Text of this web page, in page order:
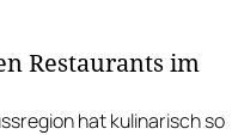
Restaurants im
hat kulinarisch so